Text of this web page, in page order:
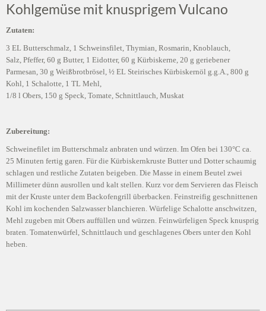
Kohlgemüse mit knusprigem Vulcano
Zutaten:
3 EL Butterschmalz, 1 Schweinsfilet, Thymian, Rosmarin, Knoblauch,
Salz, Pfeffer, 60 g Butter, 1 Eidotter, 60 g Kürbiskerne, 20 g geriebener
Parmesan, 30 g Weißbrotbrösel, ½ EL Steirisches Kürbiskernöl g.g.A., 800 g
Kohl, 1 Schalotte, 1 TL Mehl,
1/8 l Obers, 150 g Speck, Tomate, Schnittlauch, Muskat
Zubereitung:
Schweinefilet im Butterschmalz anbraten und würzen. Im Ofen bei 130°C ca.
25 Minuten fertig garen. Für die Kürbiskernkruste Butter und Dotter schaumig
schlagen und restliche Zutaten beigeben. Die Masse in einem Beutel zwei
Millimeter dünn ausrollen und kalt stellen. Kurz vor dem Servieren das Fleisch
mit der Kruste unter dem Backofengrill überbacken. Feinstreifig geschnittenen
Kohl im kochenden Salzwasser blanchieren. Würfelige Schalotte anschwitzen,
Mehl zugeben mit Obers auffüllen und würzen. Feinwürfeligen Speck knusprig
braten. Tomatenwürfel, Schnittlauch und geschlagenes Obers unter den Kohl
heben.